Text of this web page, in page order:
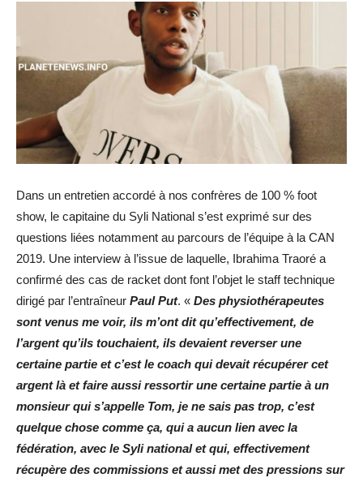
Dans un entretien accordé à nos confrères de 100 % foot
show, le capitaine du Syli National s’est exprimé sur des
questions liées notamment au parcours de l’équipe à la CAN
2019. Une interview à l’issue de laquelle, Ibrahima Traoré a
confirmé des cas de racket dont font l’objet le staff technique
dirigé par l’entraîneur Paul Put. « Des physiothérapeutes
sont venus me voir, ils m’ont dit qu’effectivement, de
l’argent qu’ils touchaient, ils devaient reverser une
certaine partie et c’est le coach qui devait récupérer cet
argent là et faire aussi ressortir une certaine partie à un
monsieur qui s’appelle Tom, je ne sais pas trop, c’est
quelque chose comme ça, qui a aucun lien avec la
fédération, avec le Syli national et qui, effectivement
récupère des commissions et aussi met des pressions sur